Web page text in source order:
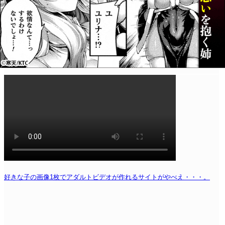
好きな子の画像1枚でアダルトビデオが作れるサイトがやべえ・・・。